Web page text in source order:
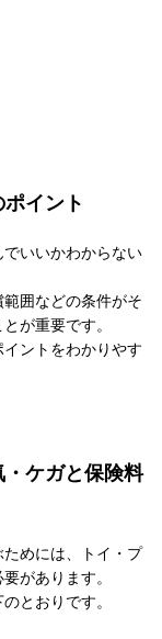
イント
いいかわからない
囲などの条件がそ
が重要です。
ントをわかりやす
ケガと保険料
ためには、トイ・プ
があります。
とおりです。